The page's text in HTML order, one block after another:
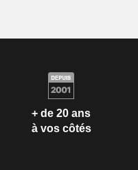
+ de 20 ans
à vos côtés